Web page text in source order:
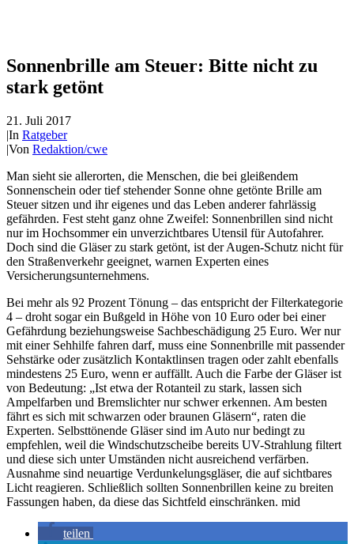
Sonnenbrille am Steuer: Bitte nicht zu
stark getönt
21. Juli 2017
|In Ratgeber
|Von Redaktion/cwe
Man sieht sie allerorten, die Menschen, die bei gleißendem
Sonnenschein oder tief stehender Sonne ohne getönte Brille am
Steuer sitzen und ihr eigenes und das Leben anderer fahrlässig
gefährden. Fest steht ganz ohne Zweifel: Sonnenbrillen sind nicht
nur im Hochsommer ein unverzichtbares Utensil für Autofahrer.
Doch sind die Gläser zu stark getönt, ist der Augen-Schutz nicht für
den Straßenverkehr geeignet, warnen Experten eines
Versicherungsunternehmens.
Bei mehr als 92 Prozent Tönung – das entspricht der Filterkategorie
4 – droht sogar ein Bußgeld in Höhe von 10 Euro oder bei einer
Gefährdung beziehungsweise Sachbeschädigung 25 Euro. Wer nur
mit einer Sehhilfe fahren darf, muss eine Sonnenbrille mit passender
Sehstärke oder zusätzlich Kontaktlinsen tragen oder zahlt ebenfalls
mindestens 25 Euro, wenn er auffällt. Auch die Farbe der Gläser ist
von Bedeutung: „Ist etwa der Rotanteil zu stark, lassen sich
Ampelfarben und Bremslichter nur schwer erkennen. Am besten
fährt es sich mit schwarzen oder braunen Gläsern“, raten die
Experten. Selbsttönende Gläser sind im Auto nur bedingt zu
empfehlen, weil die Windschutzscheibe bereits UV-Strahlung filtert
und diese sich unter Umständen nicht ausreichend verfärben.
Ausnahme sind neuartige Verdunkelungsgläser, die auf sichtbares
Licht reagieren. Schließlich sollten Sonnenbrillen keine zu breiten
Fassungen haben, da diese das Sichtfeld einschränken. mid
teilen